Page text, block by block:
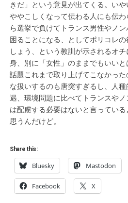
きだ」という意見が出てくる。い
ややこしくなって伝わる人にも伝
ら選挙で負けてトランス男性やノ
困ることになる、としてポリコレ
しょう、という教訓が示されるオ
身、別に「女性」のままでもいい
話題これまで取り上げてこなかっ
な扱いするのも唐突すぎるし、人
遇、環境問題に比べてトランスや
は配慮する必要はないと言ってい
思うんだけど。
Share this:
Bluesky Mastodon
Facebook X